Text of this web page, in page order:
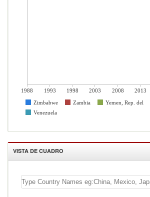
1988 1993 1998 2003 2008 2013
Zimbabwe
Zambia Yemen, Rep. del
Venezuela
VISTA DE CUADRO